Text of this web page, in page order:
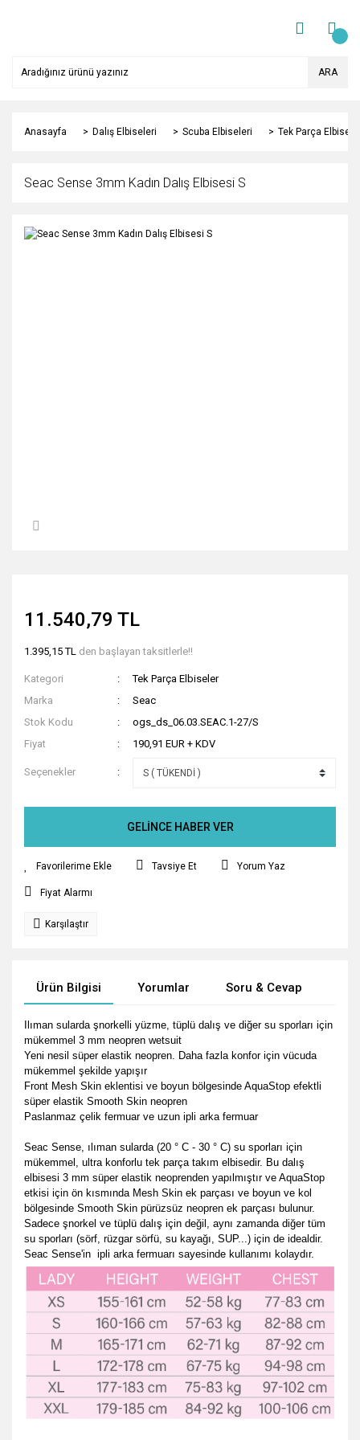
ARA
Anasayfa Dalış Elbiseleri Scuba Elbiseleri Tek Parça
Seac Sense 3mm Kadın Dalış Elbisesi S
11.540,79 TL
1.395,15 TL den başlayan taksitlerle!!
Kategori
Tek Parça Elbiseler
Marka
Seac
Stok Kodu
ogs_ds_06.03.SEAC.1-27/S
Fiyat
190,91 EUR + KDV
Seçenekler
GELİNCE HABER VER
Tavsiye Et Yorum Yaz
Fiyat Alarmı
Karşılaştır
Ürün Bilgisi Yorumlar Soru & Cevap
Ilıman sularda şnorkelli yüzme, tüplü dalış ve diğer su sporları için
mükemmel 3 mm neopren wetsuit
Yeni nesil süper elastik neopren. Daha fazla konfor için vücuda
mükemmel şekilde yapışır
Front Mesh Skin eklentisi ve boyun bölgesinde AquaStop efektli
süper elastik Smooth Skin neopren
Paslanmaz çelik fermuar ve uzun ipli arka fermuar
Seac Sense, ılıman sularda (20 ° C - 30 ° C) su sporları için
mükemmel, ultra konforlu tek parça takım elbisedir. Bu dalış
elbisesi 3 mm süper elastik neoprenden yapılmıştır ve AquaStop
etkisi için ön kısmında Mesh Skin ek parçası ve boyun ve kol
bölgesinde Smooth Skin pürüzsüz neopren ek parçası bulunur.
Sadece şnorkel ve tüplü dalış için değil, aynı zamanda diğer tüm
su sporları (sörf, rüzgar sörfü, su kayağı, SUP...) için de idealdir.
Seac Sense'in ipli arka fermuarı sayesinde kullanımı kolaydır.